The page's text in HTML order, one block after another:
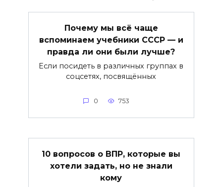
Почему мы всё чаще
вспоминаем учебники СССР — и
правда ли они были лучше?
Если посидеть в различных группах в
соцсетях, посвящённых
0 753
10 вопросов о ВПР, которые вы
хотели задать, но не знали
кому